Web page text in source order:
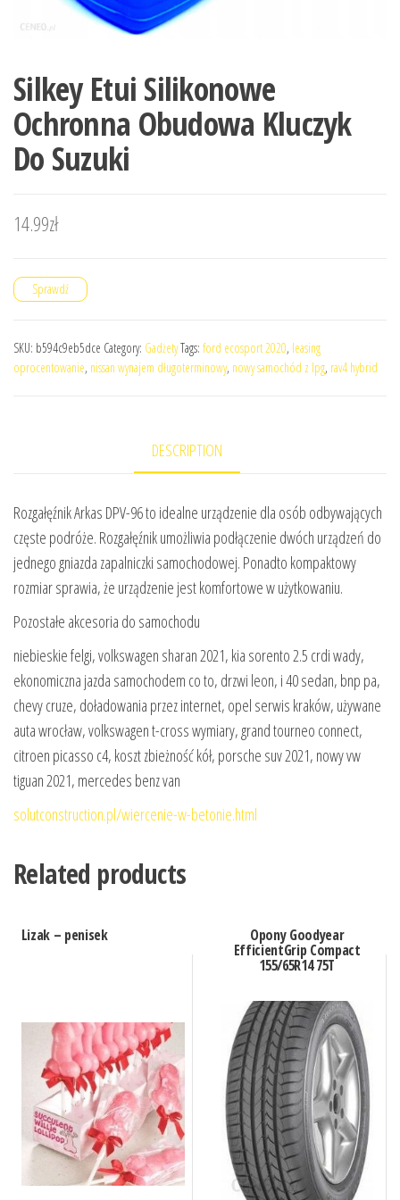
Silkey Etui Silikonowe
Ochronna Obudowa Kluczyk
Do Suzuki
14.99zł
Sprawdź
SKU: b594c9eb5dce Category: GadżetyTags: ford ecosport 2020, leasing
oprocentowanie, nissan wynajem długoterminowy, nowy samochód z lpg, rav4 hybrid
DESCRIPTION
Rozgałęźnik Arkas DPV-96 to idealne urządzenie dla osób odbywających
częste podróże. Rozgałęźnik umożliwia podłączenie dwóch urządzeń do
jednego gniazda zapalniczki samochodowej. Ponadto kompaktowy
rozmiar sprawia, że urządzenie jest komfortowe w użytkowaniu.
Pozostałe akcesoria do samochodu
niebieskie felgi, volkswagen sharan 2021, kia sorento 2.5 crdi wady,
ekonomiczna jazda samochodem co to, drzwi leon, i 40 sedan, bnp pa,
chevy cruze, doładowania przez internet, opel serwis kraków, używane
auta wrocław, volkswagen t-cross wymiary, grand tourneo connect,
citroen picasso c4, koszt zbieżność kół, porsche suv 2021, nowy vw
tiguan 2021, mercedes benz van
solutconstruction.pl/wiercenie-w-betonie.html
Related products
Lizak – penisek Opony Goodyear
EfficientGrip Compact
155/65R14 75T